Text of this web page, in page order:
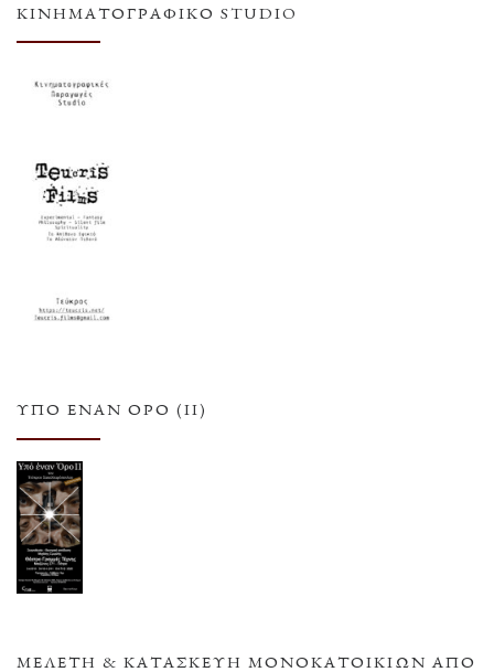
ΚΙΝΗΜΑΤΟΓΡΑΦΙΚΌ STUDIO
ΥΠΌ ΈΝΑΝ ΌΡΟ (ΙΙ)
ΜΕΛΕΤΗ & ΚΑΤΑΣΚΕΥΗ ΜΟΝΟΚΑΤΟΙΚΙΩΝ ΑΠΟ